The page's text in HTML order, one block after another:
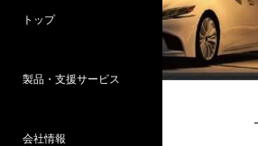
トップ
製品・支援サービス
会社情報